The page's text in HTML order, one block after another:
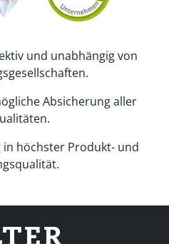
und unabhängig von
Absicherung aller
in höchster Produkt- und